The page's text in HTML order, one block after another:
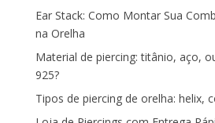
Ear Stack: Como Montar Sua
na Orelha
Material de piercing: titânio, aço,
925?
Tipos de piercing de orelha: helix,